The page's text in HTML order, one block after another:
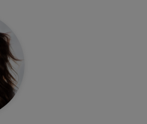
durch das Sofa